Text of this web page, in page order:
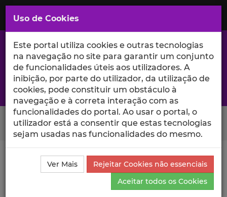
Saltar
para
Conteúdo
Principal
A excelência da investigação e ciência no Iscte
Search Button
Ciência_Iscte Comunicações
Descrição Detalhada
da Comunicação
Uso de Cookies
Este portal utiliza cookies e outras tecnologias
na navegação no site para garantir um conjunto
de funcionalidades úteis aos utilizadores. A
inibição, por parte do utilizador, da utilização de
cookies, pode constituir um obstáculo à
navegação e à correta interação com as
funcionalidades do portal. Ao usar o portal, o
utilizador está a consentir que estas tecnologias
sejam usadas nas funcionalidades do mesmo.
Ver Mais
Rejeitar Cookies não essenciais
Aceitar todos os Cookies